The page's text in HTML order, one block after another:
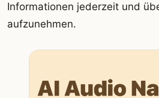
Informationen jederzeit und
aufzunehmen.